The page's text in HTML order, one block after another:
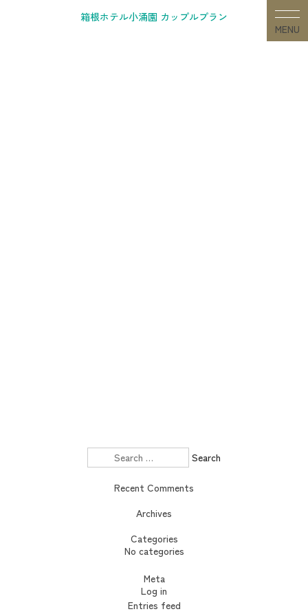
to
MENU
箱根ホテル小涌園 カップルプラン
Search
for:
Recent Comments
Archives
Categories
No categories
Meta
Log in
Entries feed